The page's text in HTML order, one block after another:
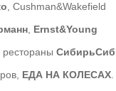
, Cushman&Wakefield
Ernst&Young
ЕДА НА КОЛЕСАХ